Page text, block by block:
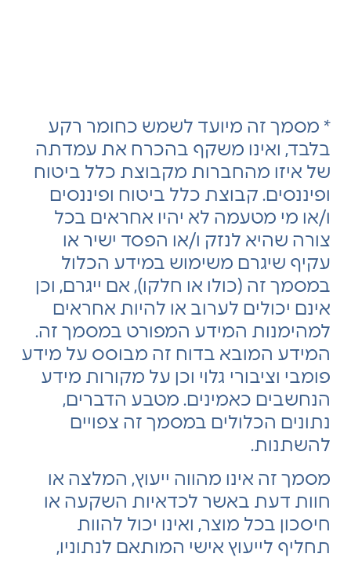
* מסמך זה מיועד לשמש כחומר רקע
בלבד, ואינו משקף בהכרח את עמדתה
של איזו מהחברות מקבוצת כלל ביטוח
ופיננסים. קבוצת כלל ביטוח ופיננסים
ו/או מי מטעמה לא יהיו אחראים בכל
צורה שהיא לנזק ו/או הפסד ישיר או
עקיף שיגרם משימוש במידע הכלול
במסמך זה (כולו או חלקו), אם ייגרם, וכן
אינם יכולים לערוב או להיות אחראים
למהימנות המידע המפורט במסמך זה.
המידע המובא בדוח זה מבוסס על מידע
פומבי וציבורי גלוי וכן על מקורות מידע
הנחשבים כאמינים. מטבע הדברים,
נתונים הכלולים במסמך זה צפויים
להשתנות.
מסמך זה אינו מהווה ייעוץ, המלצה או
חוות דעת באשר לכדאיות השקעה או
חיסכון בכל מוצר, ואינו יכול להוות
תחליף לייעוץ אישי המותאם לנתוניו,